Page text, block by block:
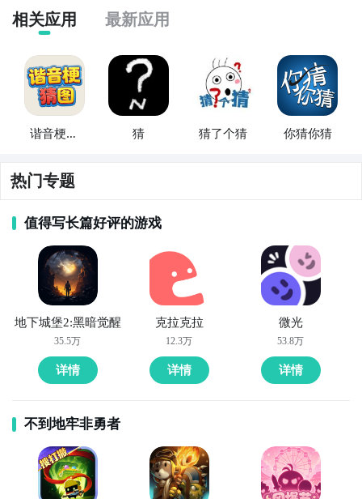
九游客户端
最直接的方法就是到九游APP进行下载，九游APP提供
海量的精品游戏下载
进入到游戏专区中，如图所示：如图所示，这样你就不
了，同时​还有大量的安卓手机游戏攻略。
九游APP下载【高速下载】
相关应用 最新应用
谐音梗猜
猜 猜了个猜 你猜你猜
热门专题
值得写长篇好评的游戏
地下城堡2:黑暗觉醒
35.5万
详情
克拉克拉
12.3万
详情
微光
53.8万
详情
不到地牢非勇者